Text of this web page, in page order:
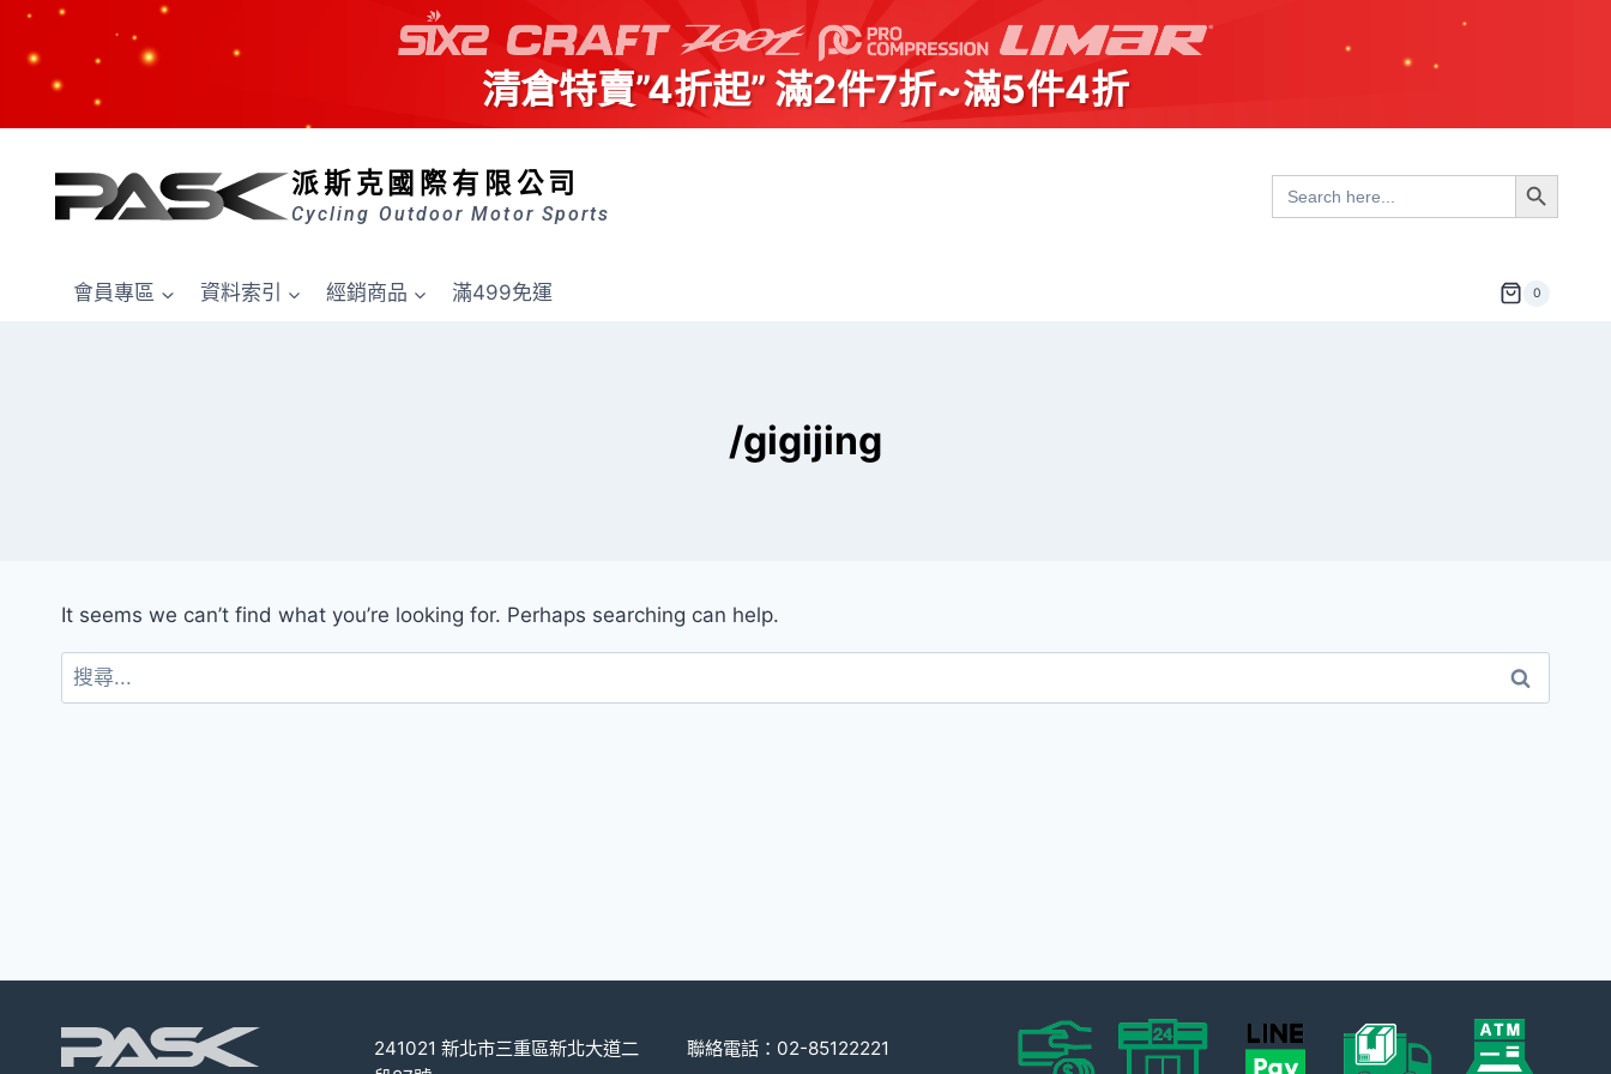
清倉特賣”4折起” 滿2件7折~滿5件4折
content
派斯克國際有限公司
Cycling Outdoor Motor Sports
Search
for:
Search Button
會員專區 資料索引 經銷商品 滿499免運 0
/gigijing
It seems we can’t find what you’re looking for. Perhaps searching can help.
搜
尋
241021 新北市三重區新北大道二
聯絡電話：02-85122221